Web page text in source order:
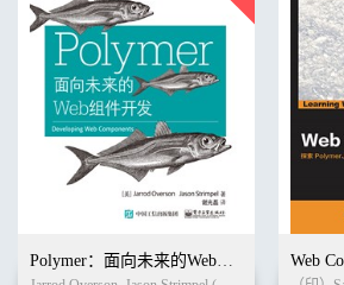
Polymer：面向未来的Web组件开发